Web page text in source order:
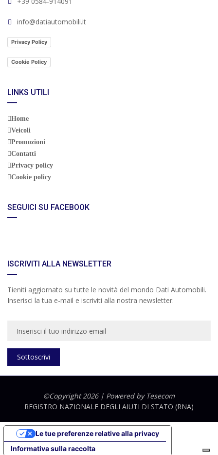
info@datiautomobili.it
Privacy Policy
Cookie Policy
LINKS UTILI
Home
Veicoli
Promozioni
Contatti
Privacy policy
Cookie policy
SEGUICI SU FACEBOOK
ISCRIVITI ALLA NEWSLETTER
Tieniti aggiornato su tutte le novità del mondo Dati Automobili.
Inserisci la tua e-mail e iscriviti alla nostra newsletter.
Sottoscrivi
©Copyright 2026 | Powered by Tesecom
REGISTRO NAZIONALE DEGLI AIUTI DI STATO (RNA)
Informativa sulla raccolta
Le tue preferenze relative alla privacy